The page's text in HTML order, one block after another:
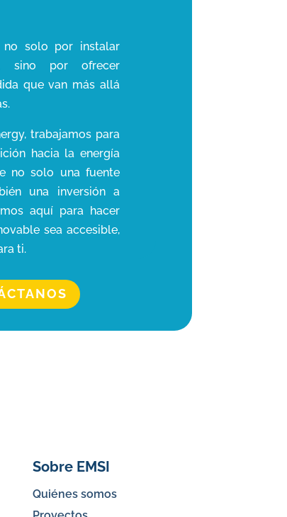
no solo por instalar
sino por ofrecer
que van más allá
trabajamos para
hacia la energía
no solo una fuente
una inversión a
aquí para hacer
sea accesible,
ti.
Sobre EMSI
Quiénes somos